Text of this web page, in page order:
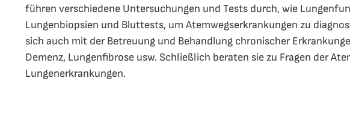
führen verschiedene Untersuchungen und Tests durch, wie
Lungenbiopsien und Bluttests, um Atemwegserkrankungen zu
sich auch mit der Betreuung und Behandlung chronischer
Demenz, Lungenfibrose usw. Schließlich beraten sie zu Fragen der
Lungenerkrankungen.